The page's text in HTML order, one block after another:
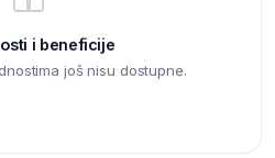
i beneficije
još nisu dostupne.